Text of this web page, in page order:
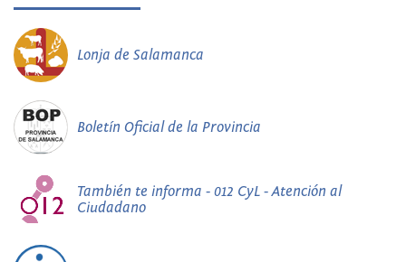
Lonja de Salamanca
Boletín Oficial de la Provincia
También te informa - 012 CyL - Atención al
Ciudadano